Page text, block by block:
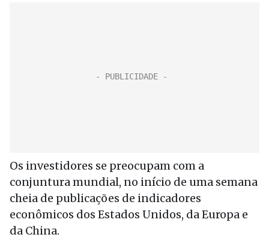
Os investidores se preocupam com a
conjuntura mundial, no início de uma semana
cheia de publicações de indicadores
econômicos dos Estados Unidos, da Europa e
da China.